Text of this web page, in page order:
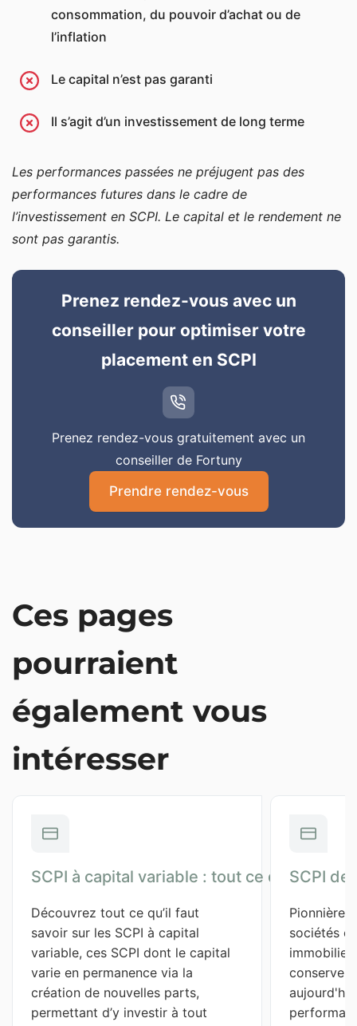
consommation, du pouvoir d’achat ou de
l’inflation
Le capital n’est pas garanti
Il s’agit d’un investissement de long terme
Les performances passées ne préjugent pas des
performances futures dans le cadre de
l’investissement en SCPI. Le capital et le rendement ne
sont pas garantis.
Prenez rendez-vous avec un
conseiller pour optimiser votre
placement en SCPI
Prenez rendez-vous gratuitement avec un
conseiller de Fortuny
Prendre rendez-vous
Ces pages
pourraient
également vous
intéresser
SCPI à capital variable : tout ce qu'il faut
Découvrez tout ce qu’il faut
savoir sur les SCPI à capital
variable, ces SCPI dont le capital
varie en permanence via la
création de nouvelles parts,
permettant d’y investir à tout
SCPI
sociétés